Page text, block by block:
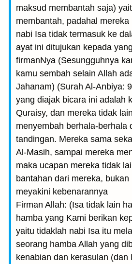
maksud membantah saja)
membantah, padahal
nabi Isa tidak termasuk ke
ayat ini ditujukan kepada
firmanNya (Sesungguhnya
kamu sembah selain Allah
Jahanam) (Surah Al-Anbiya:
yang diajak bicara ini adalah
Quraisy, dan mereka tidak
menyembah berhala-berhala
tandingan. Mereka sama
Al-Masih, sampai mereka
maka ucapan mereka tidak
bantahan dari mereka,
meyakini kebenarannya
Firman Allah: (Isa tidak lain
hamba yang Kami berikan
yaitu tidaklah nabi Isa itu
seorang hamba Allah yang
kenabian dan kerasulan (dan